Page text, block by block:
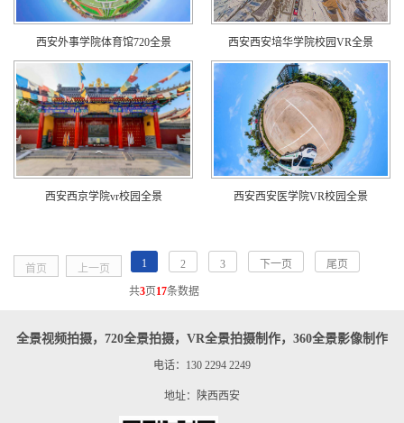
西安外事学院体育馆720全景 西安西安培华学院校园VR全景
西安西京学院vr校园全景 西安西安医学院VR校园全景
首页 上一页 1 2 3 下一页 尾页
共3页17条数据
全景视频拍摄，720全景拍摄，VR全景拍摄制作，360全景影像制作
电话：130 2294 2249
地址：陕西西安